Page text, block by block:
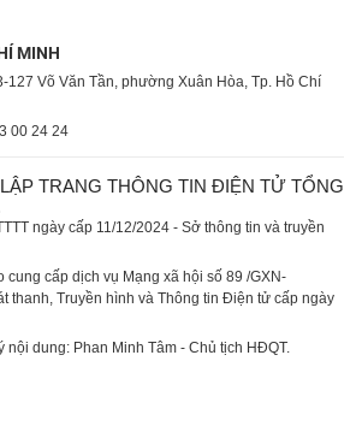
MINH
127 Võ Văn Tần, phường Xuân Hòa, Tp. Hồ Chí
00 24 24
TRANG THÔNG TIN ĐIỆN TỬ TỔNG
ngày cấp 11/12/2024 - Sở thông tin và truyền
cung cấp dịch vụ Mạng xã hội số 89 /GXN-
thanh, Truyền hình và Thông tin Điện tử cấp ngày
nội dung: Phan Minh Tâm - Chủ tịch HĐQT.